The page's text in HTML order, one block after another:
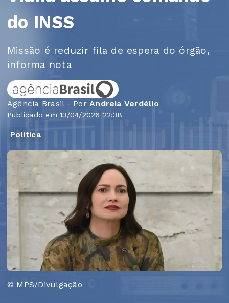
do INSS
Missão é reduzir fila de espera do órgão,
informa nota
Agência Brasil - PorAndreia Verdélio
Publicado em 13/04/2026 22:38
Politica
© MPS/Divulgação